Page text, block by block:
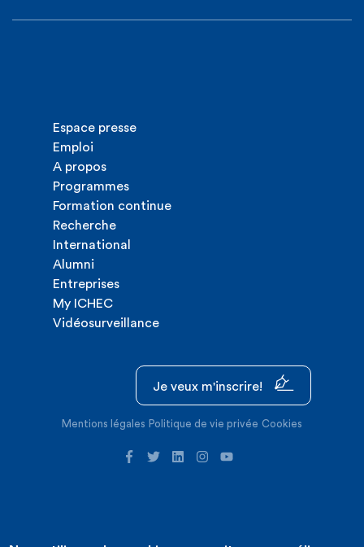
Espace presse
Emploi
A propos
Programmes
Formation continue
Recherche
International
Alumni
Entreprises
My ICHEC
Vidéosurveillance
Je veux m'inscrire!
Mentions légales Politique de vie privée Cookies